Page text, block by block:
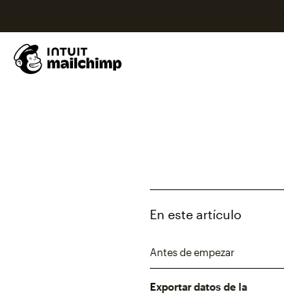
En este artículo
Antes de empezar
Exportar datos de la